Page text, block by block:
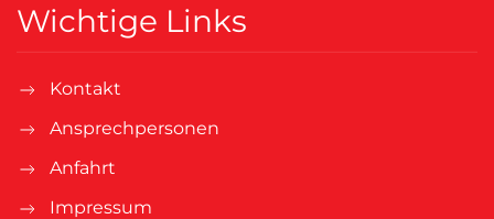
Wichtige Links
Kontakt
Ansprechpersonen
Anfahrt
Impressum